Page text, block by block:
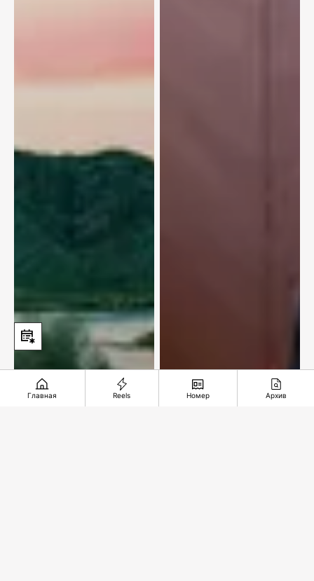
Главная Reels Номер Архив